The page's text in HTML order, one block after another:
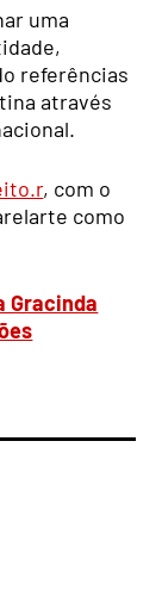
uma
referências
através
, com o
como
Gracinda